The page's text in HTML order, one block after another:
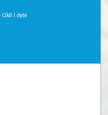
Cikli i dytë